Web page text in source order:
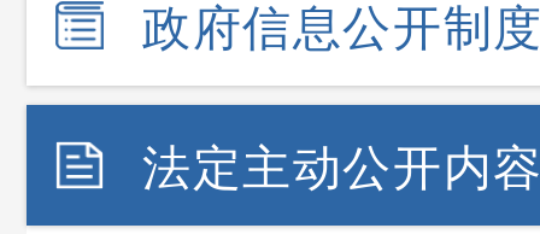
政府信息公开制
法定主动公开内